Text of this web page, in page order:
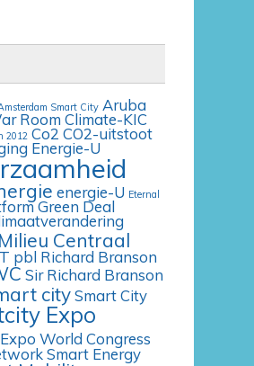
Smart City Aruba
Room Climate-KIC
2012 Co2 CO2-uitstoot
Energie-U
energie-U Eternal
Green Deal
Milieu Centraal
pbl Richard Branson
Sir Richard Branson
citySmart City
Expo
World Congress
Smart Energy